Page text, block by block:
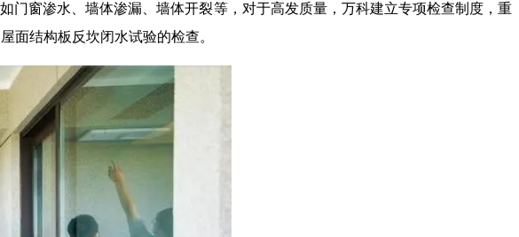
门窗渗水、墙体渗漏、墙体开裂等，对于高发质量，万科建立专项检查制度，重
面结构板反坎闭水试验的检查。